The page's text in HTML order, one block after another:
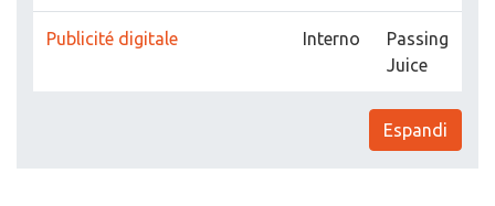
Publicité digitale Interno
Passing
Juice
Espandi